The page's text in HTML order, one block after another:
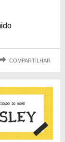
COMPARTILHAR